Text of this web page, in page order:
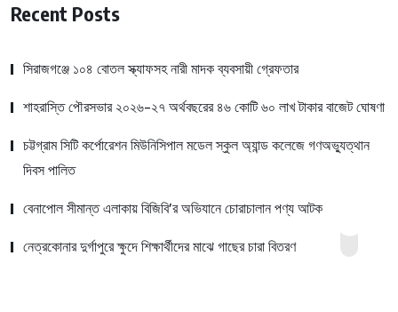
Recent Posts
সিরাজগঞ্জে ১০৪ বোতল স্ক্যাফসহ নারী মাদক ব্যবসায়ী গ্রেফতার
শাহরাস্তি পৌরসভার ২০২৬-২৭ অর্থবছরের ৪৬ কোটি ৬০ লাখ টাকার বাজেট ঘোষণা
চট্টগ্রাম সিটি কর্পোরেশন মিউনিসিপাল মডেল স্কুল অ্যান্ড কলেজে গণঅভ্যুত্থান
দিবস পালিত
বেনাপোল সীমান্ত এলাকায় বিজিবি’র অভিযানে চোরাচালান পণ্য আটক
নেত্রকোনার দুর্গাপুরে ক্ষুদে শিক্ষার্থীদের মাঝে গাছের চারা বিতরণ